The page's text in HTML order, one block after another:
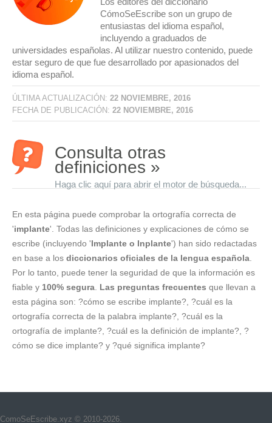
CómoSeEscribe son un grupo de
entusiastas del idioma español,
incluyendo a graduados de
universidades españolas. Al utilizar nuestro contenido, puede
estar seguro de que fue desarrollado por apasionados del
idioma español.
ÚLTIMA ACTUALIZACIÓN: 22 NOVIEMBRE, 2016
FECHA DE PUBLICACIÓN: 22 NOVIEMBRE, 2016
Consulta otras
definiciones »
Haga clic aquí para abrir el motor de búsqueda...
En esta página puede comprobar la ortografía correcta de
'implante'. Todas las definiciones y explicaciones de cómo se
escribe (incluyendo 'Implante o Inplante') han sido redactadas
en base a los diccionarios oficiales de la lengua española
Por lo tanto, puede tener la seguridad de que la información es
fiable y 100% segura Las preguntas frecuentes que llevan a
esta página son: ?cómo se escribe implante?, ?cuál es la
ortografía correcta de la palabra implante?, ?cuál es la
ortografía de implante?, ?cuál es la definición de implante?, ?
cómo se dice implante? y ?qué significa implante?
ComoSeEscribe.xyz © 2010-2026.